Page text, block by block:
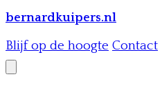
bernardkuipers.nl
Blijf op de hoogte Contact